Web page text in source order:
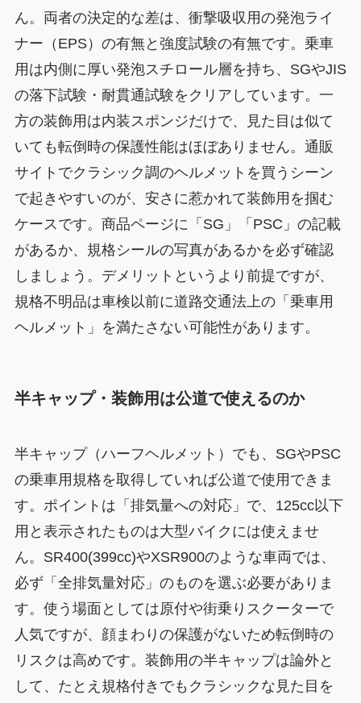
ん。両者の決定的な差は、衝撃吸収用の発泡ライ
ナー（EPS）の有無と強度試験の有無です。乗車
用は内側に厚い発泡スチロール層を持ち、SGやJIS
の落下試験・耐貫通試験をクリアしています。一
方の装飾用は内装スポンジだけで、見た目は似て
いても転倒時の保護性能はほぼありません。通販
サイトでクラシック調のヘルメットを買うシーン
で起きやすいのが、安さに惹かれて装飾用を掴む
ケースです。商品ページに「SG」「PSC」の記載
があるか、規格シールの写真があるかを必ず確認
しましょう。デメリットというより前提ですが、
規格不明品は車検以前に道路交通法上の「乗車用
ヘルメット」を満たさない可能性があります。
半キャップ・装飾用は公道で使えるのか
半キャップ（ハーフヘルメット）でも、SGやPSC
の乗車用規格を取得していれば公道で使用できま
す。ポイントは「排気量への対応」で、125cc以下
用と表示されたものは大型バイクには使えませ
ん。SR400(399cc)やXSR900のような車両では、
必ず「全排気量対応」のものを選ぶ必要がありま
す。使う場面としては原付や街乗りスクーターで
人気ですが、顔まわりの保護がないため転倒時の
リスクは高めです。装飾用の半キャップは論外と
して、たとえ規格付きでもクラシックな見た目を